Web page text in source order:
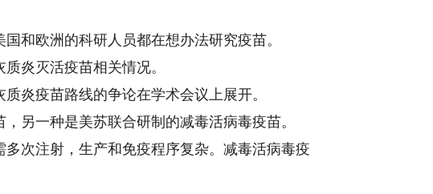
欧洲的科研人员都在想办法研究疫苗。
炎灭活疫苗相关情况。
疫苗路线的争论在学术会议上展开。
一种是美苏联合研制的减毒活病毒疫苗。
次注射，生产和免疫程序复杂。减毒活病毒疫